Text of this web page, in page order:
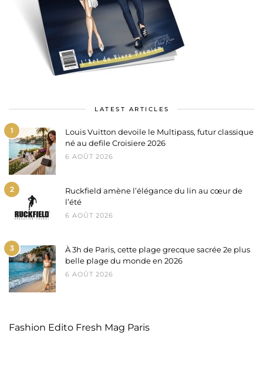
LATEST ARTICLES
1
Louis Vuitton devoile le Multipass, futur classique
né au defile Croisiere 2026
6 AOÛT 2026
2
Ruckfield amène l’élégance du lin au cœur de
l’été
6 AOÛT 2026
3
À 3h de Paris, cette plage grecque sacrée 2e plus
belle plage du monde en 2026
6 AOÛT 2026
Fashion Edito Fresh Mag Paris